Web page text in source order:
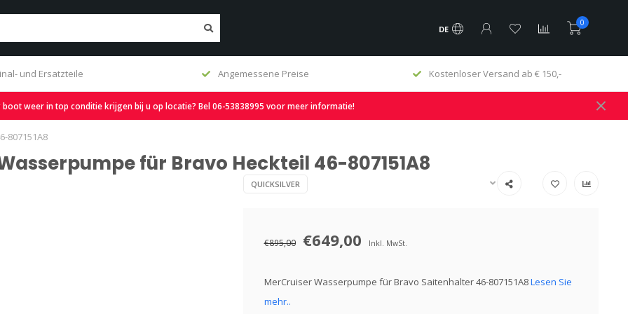
DE
0
und Ersatzteile Angemessene Preise Kostenloser Versand ab € 150,-
boot weer in top conditie krijgen bij u op locatie? Bel 06-53838995 voor meer informatie!
807151A8
für Bravo Heckteil 46-807151A8
QUICKSILVER
€895,00 €649,00 Inkl. MwSt.
MerCruiser Wasserpumpe für Bravo Saitenhalter 46-807151A8Lesen Sie
mehr..